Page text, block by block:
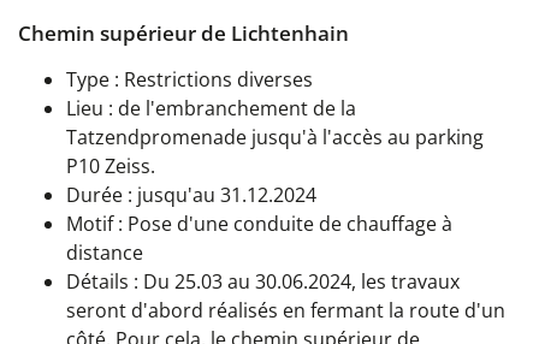
Chemin supérieur de Lichtenhain
Type : Restrictions diverses
Lieu : de l'embranchement de la
Tatzendpromenade jusqu'à l'accès au parking
P10 Zeiss.
Durée : jusqu'au 31.12.2024
Motif : Pose d'une conduite de chauffage à
distance
Détails : Du 25.03 au 30.06.2024, les travaux
seront d'abord réalisés en fermant la route d'un